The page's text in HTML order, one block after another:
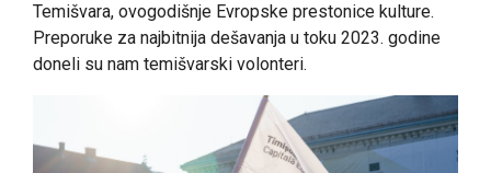
Temišvara, ovogodišnje Evropske prestonice kulture.
Preporuke za najbitnija dešavanja u toku 2023. godine
doneli su nam temišvarski volonteri.